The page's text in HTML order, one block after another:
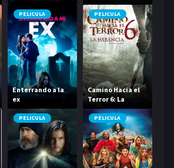
PELICULA
Enterrando a la
ex
PELICULA
Camino Hacia el
Terror 6: La
Herencia
PELICULA PELICULA